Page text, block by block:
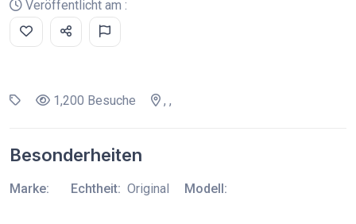
Veröffentlicht am :
1,200 Besuche , ,
Besonderheiten
Marke: Echtheit: Original Modell: